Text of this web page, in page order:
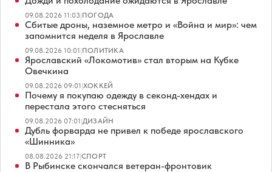
09.08.2026 11:03|ПОГОДА
Сбитые дроны, наземное метро и «Война и мир»: чем
запомнится неделя в Ярославле
09.08.2026 10:01|ПОЛИТИКА
Ярославский «Локомотив» стал вторым на Кубке
Овечкина
09.08.2026 09:01|ХОККЕЙ
Почему я покупаю одежду в секонд-хендах и
перестала этого стесняться
09.08.2026 07:01|ДИЗАЙН
Дубль форварда не привел к победе ярославского
«Шинника»
08.08.2026 21:17|СПОРТ
В Рыбинске скончался ветеран-фронтовик